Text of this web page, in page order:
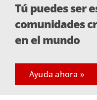
Tú puedes ser
comunidades
en el mundo
Ayuda ahora »